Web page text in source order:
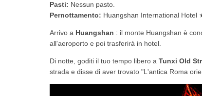
Pasti: Nessun pasto.
Pernottamento: Huangshan International
Arrivo a Huangshan : il monte Huangshan è
all'aeroporto e poi trasferirà in hotel.
Di notte, goditi il tuo tempo libero a Tunxi Old
strada e disse di aver trovato "L'antica Roma